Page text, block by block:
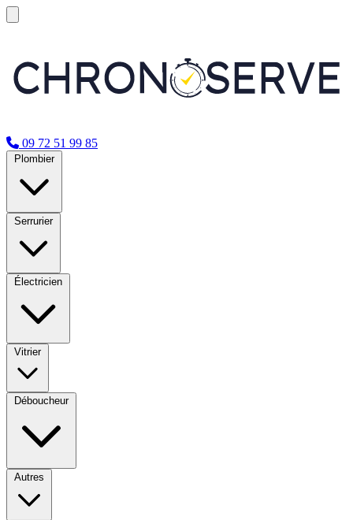
09 72 51 99 85
Plombier
Serrurier
Électricien
Vitrier
Déboucheur
Autres